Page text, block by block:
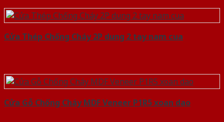
Cửa Thép Chống Cháy 2P dung 2 tay nam cua
Cửa Gỗ Chống Cháy MDF Veneer P1R5 xoan dao